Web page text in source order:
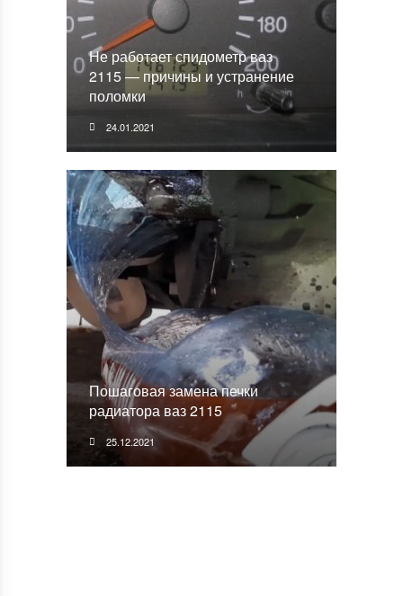
Не работает спидометр ваз
2115 — причины и устранение
поломки
24.01.2021
Пошаговая замена печки
радиатора ваз 2115
25.12.2021